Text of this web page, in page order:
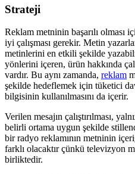
Strateji
Reklam metninin başarılı olması
iyi çalışması gerekir. Metin
metinlerini en etkili şekilde
yönlerini içeren, ürün hakkında
vardır. Bu aynı zamanda, reklam
şekilde hedeflemek için tüketici
bilgisinin kullanılmasını da içerir.
Verilen mesajın çalıştırılması,
belirli ortama uygun şekilde
bir radyo reklamının metninin
farklı olacaktır çünkü televizyon
birliktedir.